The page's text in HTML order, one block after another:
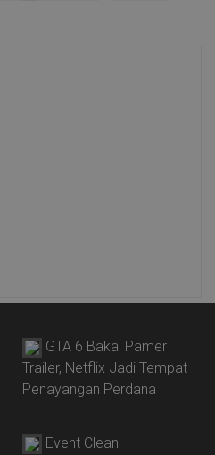
GTA 6 Bakal Pamer
Trailer, Netflix Jadi Tempat
Penayangan Perdana
Event Clean